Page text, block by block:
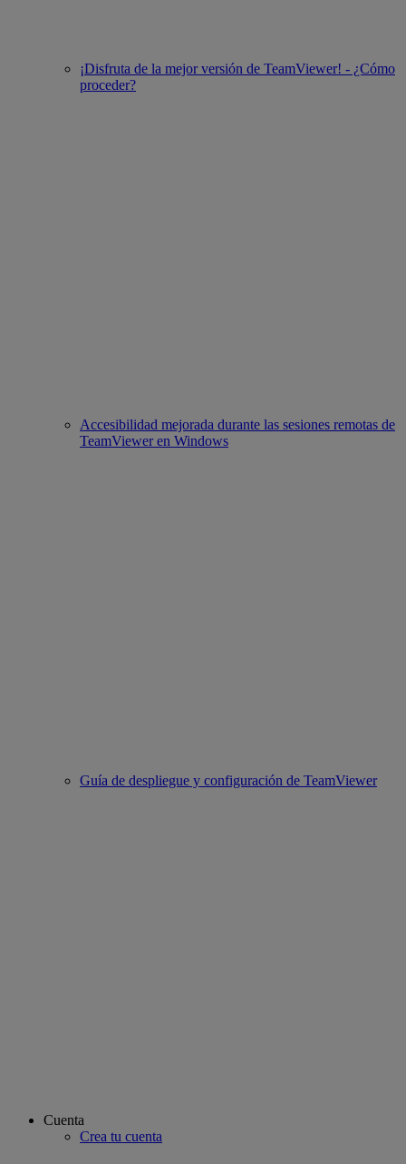
¡Disfruta de la mejor versión de TeamViewer! - ¿Cómo
proceder?
Accesibilidad mejorada durante las sesiones remotas de
TeamViewer en Windows
Guía de despliegue y configuración de TeamViewer
Cuenta
Crea tu cuenta